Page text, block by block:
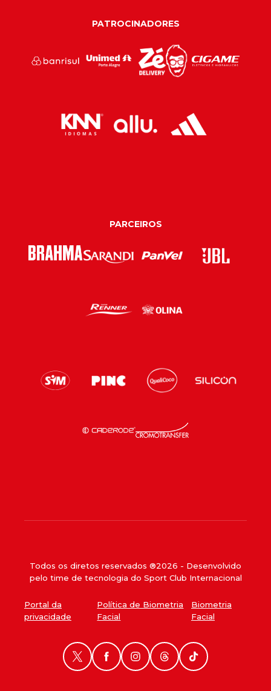
PATROCINADORES
PARCEIROS
Todos os diretos reservados ®2026 - Desenvolvido
pelo time de tecnologia do Sport Club Internacional
Portal da
privacidade
Política de Biometria
Facial
Biometria
Facial